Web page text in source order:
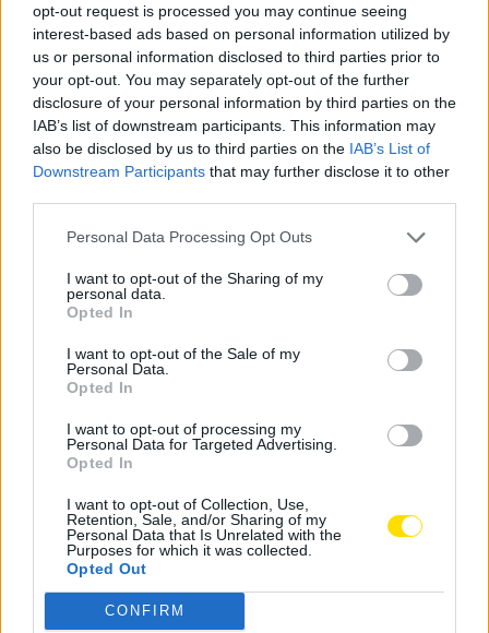
opt-out request is processed you may continue seeing
interest-based ads based on personal information utilized by
us or personal information disclosed to third parties prior to
your opt-out. You may separately opt-out of the further
disclosure of your personal information by third parties on the
IAB’s list of downstream participants. This information may
also be disclosed by us to third parties on the IAB’s List of
Downstream Participants that may further disclose it to other
Personal Data Processing Opt Outs
I want to opt-out of the Sharing of my
personal data.
Opted In
I want to opt-out of the Sale of my
Personal Data.
Opted In
I want to opt-out of processing my
Personal Data for Targeted Advertising.
Opted In
I want to opt-out of Collection, Use,
Retention, Sale, and/or Sharing of my
Personal Data that Is Unrelated with the
Purposes for which it was collected.
Opted Out
CONFIRM
De recordar que ambas as comunidades eram até aqui
paroquiadas pelo Pe. Carlos Alberto Granja da Silva
Cadeias, dispensado, a seu pedido, por razões de
idade e de saúde. O Pe. Paulo Pereira foi
recentemente ordenado sacerdote, tendo realizado o
seu estágio pastoral nas paróquias de Sto. Adrião de
Estas alterações surgem na sequência das nomeações
públicas em julho passado, no que respeita às
mudanças de párocos em toda a Arquidiocese,
nomeadamente no Arciprestado de Vila Nova de
Famalicão, e que agora, prestes a iniciar-se um novo
bente oliveira santa maria
tomada de posse